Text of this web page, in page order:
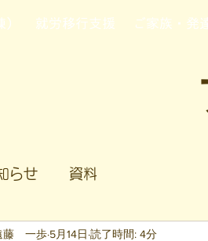
) 就労移行支援 ご家族・発
らせ 資料
藤 一歩 5月14日 読了時間: 4分